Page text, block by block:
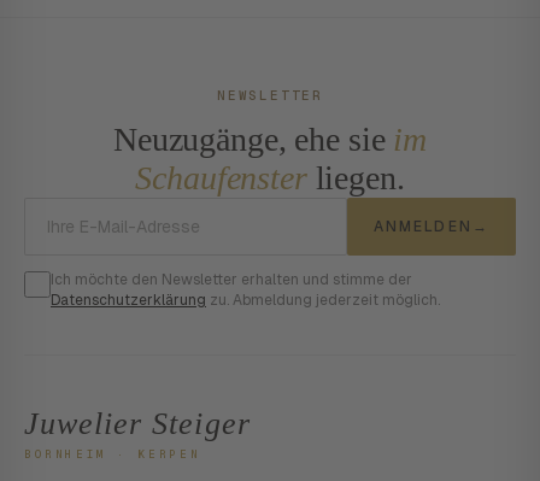
NEWSLETTER
Neuzugänge, ehe sie im
Schaufensterliegen.
ANMELDEN →
Ich möchte den Newsletter erhalten und stimme der
Datenschutzerklärung zu. Abmeldung jederzeit möglich.
Juwelier Steiger
BORNHEIM · KERPEN